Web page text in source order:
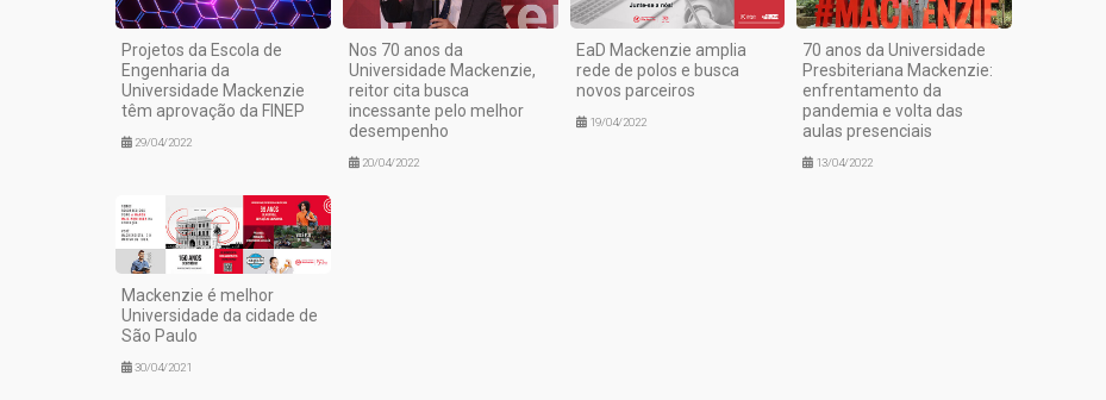
Projetos da Escola de
Engenharia da
Universidade Mackenzie
têm aprovação da FINEP
29/04/2022
Nos 70 anos da
Universidade Mackenzie,
reitor cita busca
incessante pelo melhor
desempenho
20/04/2022
EaD Mackenzie amplia
rede de polos e busca
novos parceiros
19/04/2022
70 anos da Universidade
Presbiteriana Mackenzie:
enfrentamento da
pandemia e volta das
aulas presenciais
13/04/2022
Mackenzie é melhor
Universidade da cidade de
São Paulo
30/04/2021